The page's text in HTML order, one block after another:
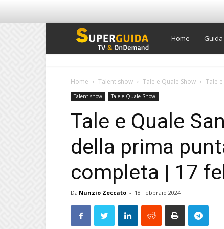
Super
Home Guida
Home Talent show Tale e Quale Show Tale
Talent show Tale e Quale Show
Tale e Quale
della prima
completa | 17
Da Nunzio Zeccato - 18 Febbraio 2024